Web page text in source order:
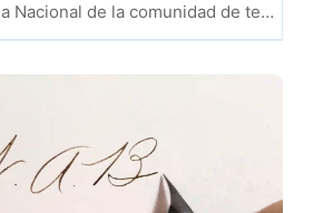
Cena del Dia Nacional de la comunidad de tecnologia e innovacion de Hong Kong